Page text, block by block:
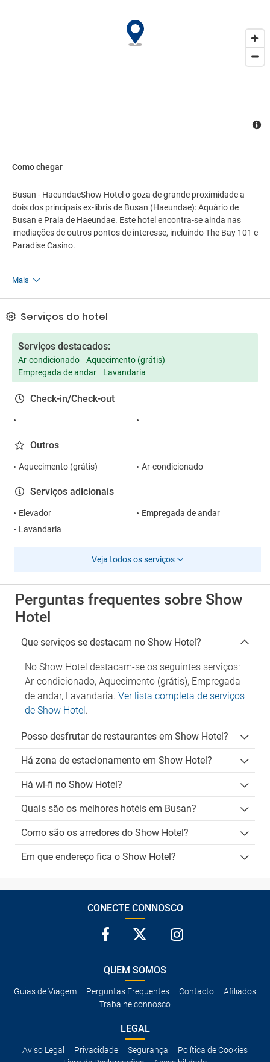
para tornar a sua estadia em Busan inesquecível.
Como chegar
Busan - HaeundaeShow Hotel o goza de grande proximidade a
dois dos principais ex-líbris de Busan (Haeundae): Aquário de
Busan e Praia de Haeundae. Este hotel encontra-se ainda nas
imediações de outros pontos de interesse, incluindo The Bay 101 e
Paradise Casino.
Mais
Serviços do hotel
Serviços destacados:
Ar-condicionado
Aquecimento (grátis)
Empregada de andar
Lavandaria
Check-in/Check-out
Outros
Aquecimento (grátis) Ar-condicionado
Serviços adicionais
Elevador
Empregada de andar
Lavandaria
Veja todos os serviços
Perguntas frequentes sobre Show
Hotel
Que serviços se destacam no Show Hotel?
No Show Hotel destacam-se os seguintes serviços:
Ar-condicionado, Aquecimento (grátis), Empregada
de andar, Lavandaria. Ver lista completa de serviços
de Show Hotel.
Posso desfrutar de restaurantes em Show Hotel?
Há zona de estacionamento em Show Hotel?
Há wi-fi no Show Hotel?
Quais são os melhores hotéis em Busan?
Como são os arredores do Show Hotel?
Em que endereço fica o Show Hotel?
CONECTE CONNOSCO
QUEM SOMOS
Guias de Viagem Perguntas Frequentes Contacto
Afiliados
Trabalhe connosco
LEGAL
Aviso Legal Privacidade Segurança
Política de Cookies